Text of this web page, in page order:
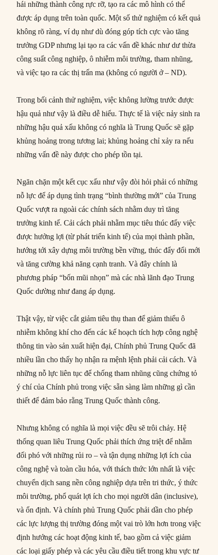
hái những thành công rực rỡ, tạo ra các mô hình có thể
được áp dụng trên toàn quốc. Một số thử nghiệm có kết quả
không rõ ràng, ví dụ như dù đóng góp tích cực vào tăng
trưởng GDP nhưng lại tạo ra các vấn đề khác như dư thừa
công suất công nghiệp, ô nhiễm môi trường, tham nhũng,
và việc tạo ra các thị trấn ma (không có người ở – ND).
Trong bối cảnh thử nghiệm, việc không lường trước được
hậu quả như vậy là điều dễ hiểu. Thực tế là việc nảy sinh ra
những hậu quả xấu không có nghĩa là Trung Quốc sẽ gặp
khủng hoảng trong tương lai; khủng hoảng chỉ xảy ra nếu
những vấn đề này được cho phép tồn tại.
Ngăn chặn một kết cục xấu như vậy đòi hỏi phải có những
nỗ lực để áp dụng tình trạng “bình thường mới” của Trung
Quốc vượt ra ngoài các chính sách nhằm duy trì tăng
trưởng kinh tế. Cải cách phải nhằm mục tiêu thúc đẩy việc
được hưởng lợi (từ phát triển kinh tế) của mọi thành phần,
hướng tới xây dựng môi trường bền vững, thúc đẩy đổi mới
và tăng cường khả năng cạnh tranh. Và đây chính là
phương pháp “bốn mũi nhọn” mà các nhà lãnh đạo Trung
Quốc dường như đang áp dụng.
Thật vậy, từ việc cắt giảm tiêu thụ than để giảm thiểu ô
nhiễm không khí cho đến các kế hoạch tích hợp công nghệ
thông tin vào sản xuất hiện đại, Chính phủ Trung Quốc đã
nhiều lần cho thấy họ nhận ra mệnh lệnh phải cải cách. Và
những nỗ lực liên tục để chống tham nhũng cũng chứng tỏ
ý chí của Chính phủ trong việc sẵn sàng làm những gì cần
thiết để đảm bảo rằng Trung Quốc thành công.
Nhưng không có nghĩa là mọi việc đều sẽ trôi chảy. Hệ
thống quan liêu Trung Quốc phải thích ứng triệt để nhằm
đối phó với những rủi ro – và tận dụng những lợi ích của
công nghệ và toàn cầu hóa, với thách thức lớn nhất là việc
chuyển dịch sang nền công nghiệp dựa trên tri thức, ý thức
môi trường, phổ quát lợi ích cho mọi người dân (inclusive),
và ổn định. Và chính phủ Trung Quốc phải dần cho phép
các lực lượng thị trường đóng một vai trò lớn hơn trong việc
định hướng các hoạt động kinh tế, bao gồm cả việc giảm
các loại giấy phép và các yêu cầu điều tiết trong khu vực tư